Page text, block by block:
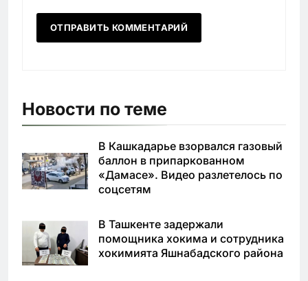
Новости по теме
В Кашкадарье взорвался газовый
баллон в припаркованном
«Дамасе». Видео разлетелось по
соцсетям
В Ташкенте задержали
помощника хокима и сотрудника
хокимията Яшнабадского района